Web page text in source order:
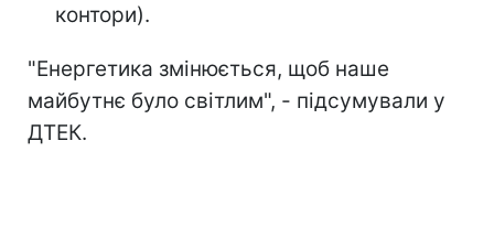
контори).
"Енергетика змінюється, щоб наше
майбутнє було світлим", - підсумували у
ДТЕК.